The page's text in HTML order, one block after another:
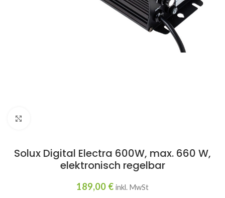
Solux Digital Electra 600W, max. 660 W,
elektronisch regelbar
189,00 € inkl. MwSt